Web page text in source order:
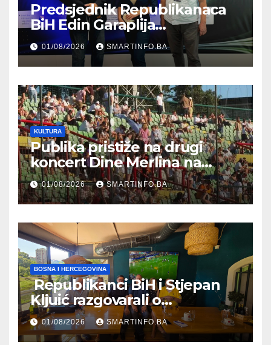
Predsjednik Republikanaca
BiH Edin Garaplija
prisustvovao prezentaciji
Federalnog sajma
zapošljavanja
01/08/2026 SMARTINFO.BA
KULTURA
Publika pristiže na drugi
koncert Dine Merlina na
Koševu
01/08/2026 SMARTINFO.BA
BOSNA I HERCEGOVINA
Republikanci BiH i Stjepan
Kljuić razgovarali o
evropskom putu Bosne i
Hercegovine
01/08/2026 SMARTINFO.BA